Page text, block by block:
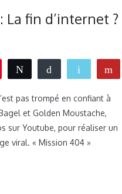
La fin d’internet ?
Épingle Tweetez Buffer Email
PARTAGES
pas trompé en confiant à
et Golden Moustache,
sur Youtube, pour réaliser un
viral. « Mission 404 »